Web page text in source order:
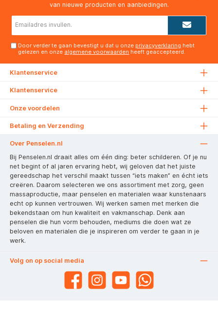
van nieuwe producten en aanbiedingen.
Door verder te gaan bevestigt u dat u onze privacyverklaring hebt
gelezen en onze algemene voorwaarden heeft geaccepteerd.
Klantenservice
Klantenservice
Onze voordelen
Betaling en Verzending
Over Penselen.nl
Bij Penselen.nl draait alles om één ding: beter schilderen. Of je nu
net begint of al jaren ervaring hebt, wij geloven dat het juiste
gereedschap het verschil maakt tussen “iets maken” en écht iets
creëren. Daarom selecteren we ons assortiment met zorg, geen
massaproductie, maar penselen en materialen waar kunstenaars
echt op kunnen vertrouwen. Wij werken samen met merken die
bekendstaan om hun kwaliteit en vakmanschap. Denk aan
penselen die hun vorm behouden, mediums die doen wat ze
beloven en materialen die je inspireren om verder te gaan in je
werk.
Volg on op social media